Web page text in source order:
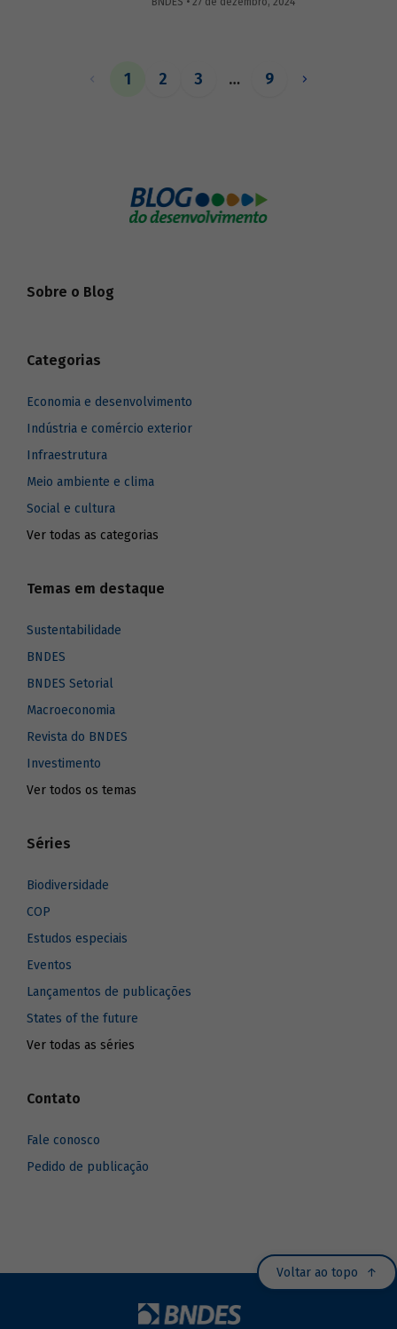
operacional, as entregas e os impactos
1 2 3 … 9
Sobre o Blog
Categorias
Economia e desenvolvimento
Indústria e comércio exterior
Infraestrutura
Meio ambiente e clima
Social e cultura
Ver todas as categorias
Temas em destaque
Sustentabilidade
BNDES
BNDES Setorial
Macroeconomia
Revista do BNDES
Investimento
Ver todos os temas
Séries
Biodiversidade
COP
Estudos especiais
Eventos
Lançamentos de publicações
States of the future
Ver todas as séries
Contato
Fale conosco
Pedido de publicação
Voltar ao topo